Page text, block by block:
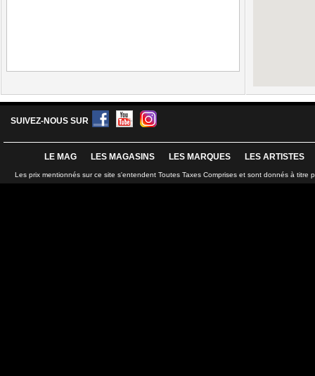
SUIVEZ-NOUS SUR
LE MAG LES MAGASINS LES MARQUES LES ARTISTES
Les prix mentionnés sur ce site s'entendent Toutes Taxes Comprises et sont donnés à